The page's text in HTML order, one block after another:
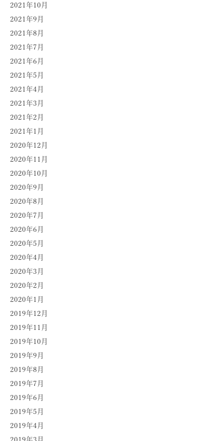
2021年10月
2021年9月
2021年8月
2021年7月
2021年6月
2021年5月
2021年4月
2021年3月
2021年2月
2021年1月
2020年12月
2020年11月
2020年10月
2020年9月
2020年8月
2020年7月
2020年6月
2020年5月
2020年4月
2020年3月
2020年2月
2020年1月
2019年12月
2019年11月
2019年10月
2019年9月
2019年8月
2019年7月
2019年6月
2019年5月
2019年4月
2019年3月